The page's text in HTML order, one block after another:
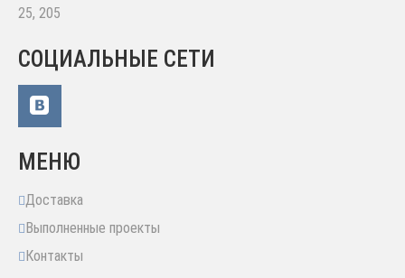
25, 205
СОЦИАЛЬНЫЕ СЕТИ
МЕНЮ
Доставка
Выполненные проекты
Контакты